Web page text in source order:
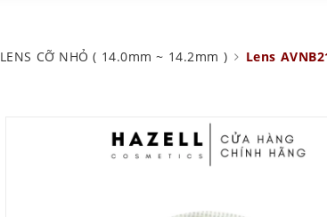
LENS CỠ NHỎ ( 14.0mm ~ 14.2mm ) Lens